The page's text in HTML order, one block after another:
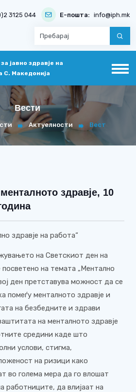
3125 044 Е-пошта: info@iph.mk
јавно здравје на
С. Македонија
Вести
Актуелности Вест
здравје, 10
здравје на работа“
на Светскиот ден на
на темата „Ментално
ден претставува можност да се
помеѓу менталното здравје и
на безбедните и здрави
на менталното здравје
средини каде што
услови, стигма,
на ризици како
во голема мера да го влошат
работниците, да влијаат на